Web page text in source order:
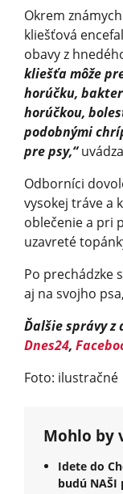
Okrem
kliešťová
obavy z
kliešťa môže
horúčku,
horúčkou,
podobnými
pre psy,“
Odborníci
vysokej tráve a
oblečenie a pri
uzavreté
Po prechádzke
aj na svojho
Ďalšie správy z
Dnes24,
Foto: ilustračné
Mohlo by
Idete do
budú NAŠI